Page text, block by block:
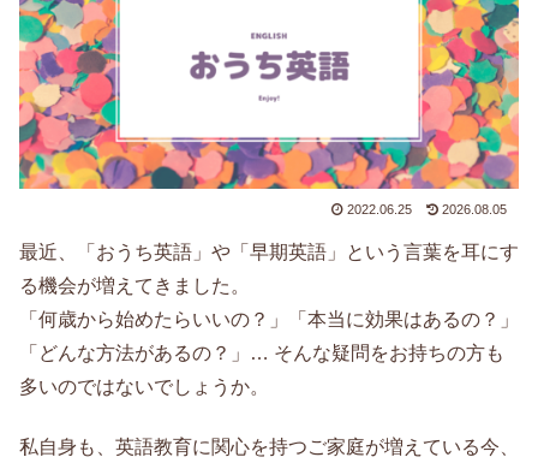
2022.06.25 2026.08.05
最近、「おうち英語」や「早期英語」という言葉を耳にす
る機会が増えてきました。
「何歳から始めたらいいの？」「本当に効果はあるの？」
「どんな方法があるの？」… そんな疑問をお持ちの方も
多いのではないでしょうか。
私自身も、英語教育に関心を持つご家庭が増えている今、